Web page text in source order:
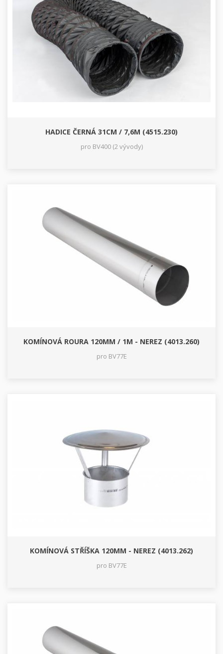
HADICE ČERNÁ 31CM / 7,6M (4515.230)
pro BV400 (2 vývody)
KOMÍNOVÁ ROURA 120MM / 1M - NEREZ (4013.260)
pro BV77E
KOMÍNOVÁ STŘÍŠKA 120MM - NEREZ (4013.262)
pro BV77E